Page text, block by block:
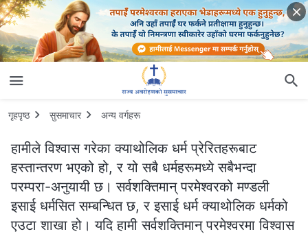
गृहपृष्ठ सुसमाचार अन्य वर्गहरू
हामीले विश्‍वास गरेका क्याथोलिक धर्म प्रेरितहरूबाट
हस्तान्तरण भएको हो, र यो सबै धर्महरूमध्ये सबैभन्दा
परम्‍परा-अनुयायी छ। सर्वशक्तिमान्‌ परमेश्‍वरको मण्डली
इसाई धर्मसित सम्बन्धित छ, र इसाई धर्म क्याथोलिक धर्मको
एउटा शाखा हो। यदि हामी सर्वशक्तिमान् परमेश्‍वरमा विश्‍वास